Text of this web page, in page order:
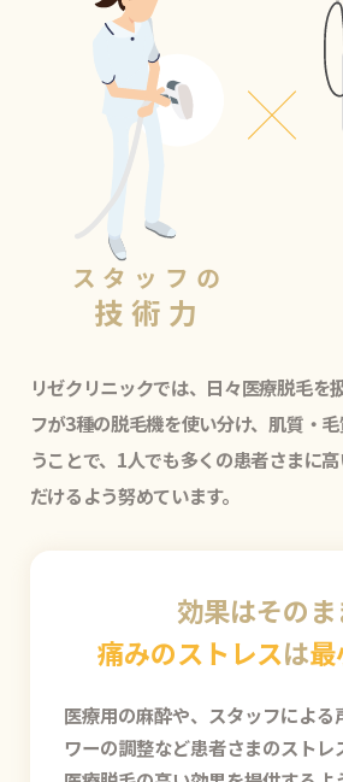
スタッフの
技術力
リゼクリニックでは、日々医療脱毛を
フが3種の脱毛機を使い分け、肌質・
うことで、1人でも多くの患者さまに
だけるよう努めています。
効果はそのま
痛みのストレスは
医療用の麻酔や、スタッフによる
ワーの調整など患者さまのストレ